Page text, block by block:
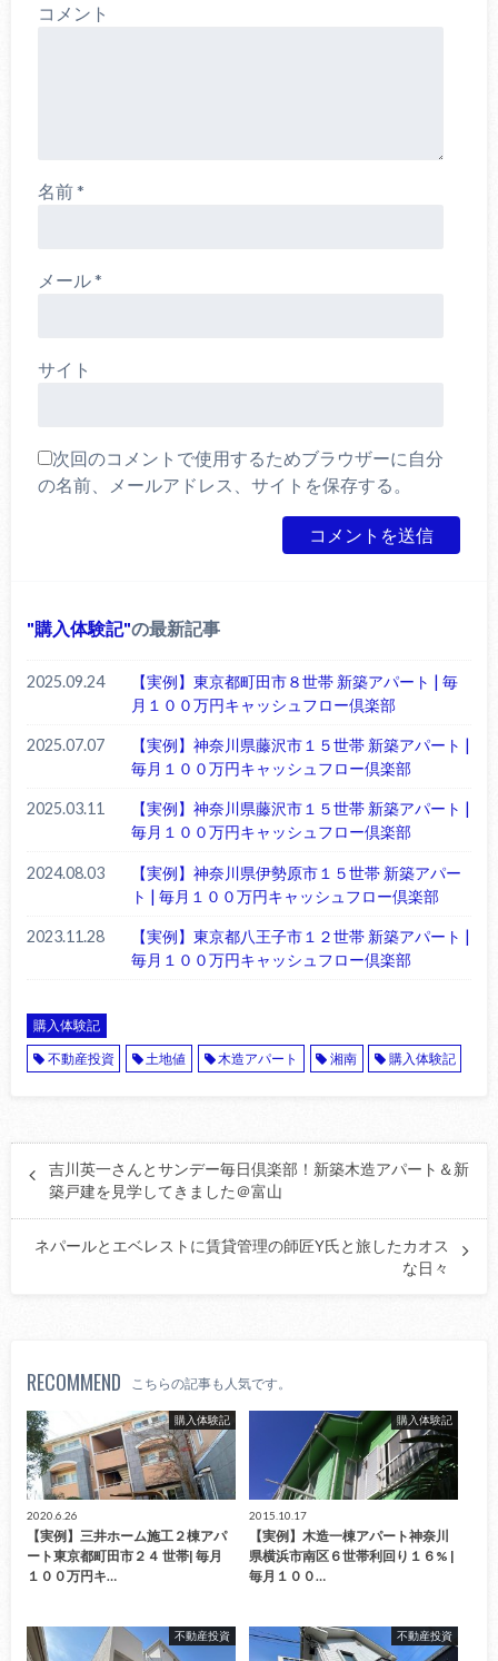
コメント
名前*
メール*
サイト
次回のコメントで使用するためブラウザーに自分
の名前、メールアドレス、サイトを保存する。
購入体験記 の最新記事
2025.09.24
【実例】東京都町田市８世帯 新築アパート | 毎
月１００万円キャッシュフロー倶楽部
2025.07.07
【実例】神奈川県藤沢市１５世帯 新築アパート |
毎月１００万円キャッシュフロー倶楽部
2025.03.11
【実例】神奈川県藤沢市１５世帯 新築アパート |
毎月１００万円キャッシュフロー倶楽部
2024.08.03
【実例】神奈川県伊勢原市１５世帯 新築アパー
ト | 毎月１００万円キャッシュフロー倶楽部
2023.11.28
【実例】東京都八王子市１２世帯 新築アパート |
毎月１００万円キャッシュフロー倶楽部
購入体験記
不動産投資
土地値 木造アパート 湘南 購入体験記
吉川英一さんとサンデー毎日倶楽部！新築木造アパート＆新
築戸建を見学してきました＠富山
ネパールとエベレストに賃貸管理の師匠Y氏と旅したカオス
な日々
RECOMMEND こちらの記事も人気です。
購入体験記
2020.6.26
【実例】三井ホーム施工２棟アパ
ート東京都町田市２４ 世帯| 毎月
１００万円キ…
購入体験記
2015.10.17
【実例】木造一棟アパート神奈川
県横浜市南区６世帯利回り１６% |
毎月１００…
不動産投資 不動産投資